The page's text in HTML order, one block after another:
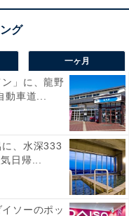
う場合がありますの
る必要があります。
一ヶ月
ン」に、龍野
車道...
、水深333
日帰...
ソーのポッ